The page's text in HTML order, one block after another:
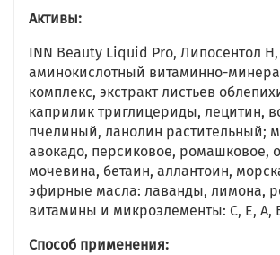
Активы:
INN Beauty Liquid Pro, Липосентол Н,
аминокислотный витаминно-
комплекс, экстракт листьев
каприлик триглицериды, лецитин,
пчелиный, ланолин растительный;
авокадо, персиковое, ромашковое,
мочевина, бетаин, аллантоин,
эфирные масла: лаванды, лимона,
витамины и микроэлементы: C, E, A,
Способ применения: